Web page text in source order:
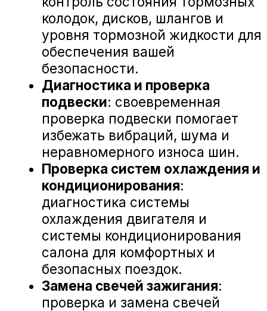
А-Драйв Volkswagen на карте Воронежа — Яндекс Карты